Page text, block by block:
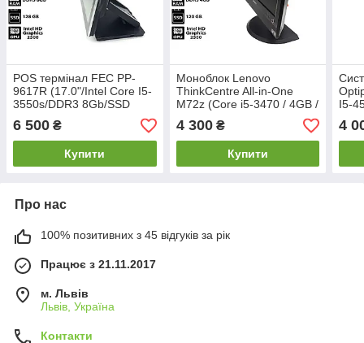
POS термінал FEC PP-
9617R (17.0"/Intel Core I5-
3550s/DDR3 8Gb/SSD
128Gb)
6 500 ₴
Купити
Моноблок Lenovo
ThinkCentre All-in-One
M72z (Core i5-3470 / 4GB /
SSD 120 Gb)
4 300₴
Купити
I5-
4
Про нас
100% позитивних з 45 відгуків за рік
Працює з 21.11.2017
м. Львів
Львів, Україна
Контакти